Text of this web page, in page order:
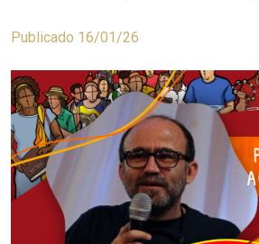
Publicado 16/01/26